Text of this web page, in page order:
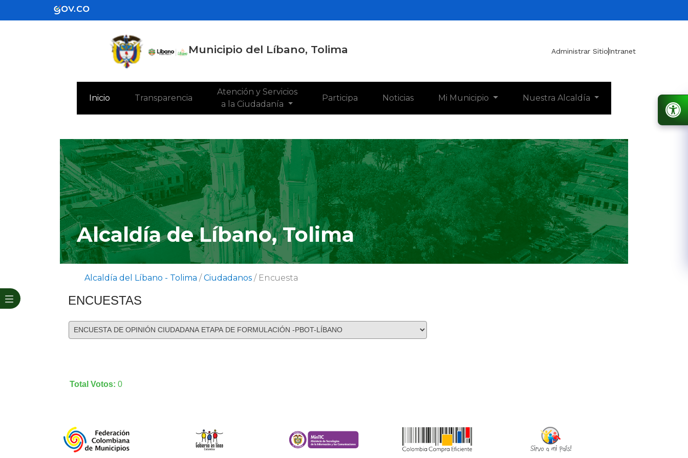
Municipio del Líbano, Tolima Administrar SitioIntranet
Inicio(current)Transparencia
Atención y Servicios
a la Ciudadanía
Participa Noticias Mi Municipio Nuestra Alcaldía
Alcaldía de Líbano, Tolima
Alcaldía del Líbano - Tolima / Ciudadanos / Encuesta
​​ENCUESTAS
Total Votos: 0